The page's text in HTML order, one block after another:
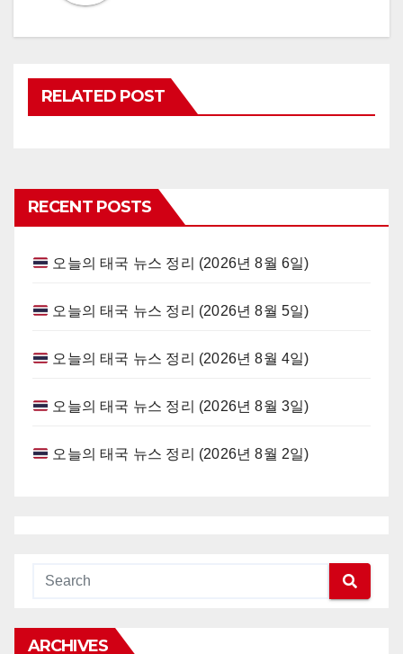
RELATED POST
RECENT POSTS
오늘의 태국 뉴스 정리 (2026년 8월 6일)
오늘의 태국 뉴스 정리 (2026년 8월 5일)
오늘의 태국 뉴스 정리 (2026년 8월 4일)
오늘의 태국 뉴스 정리 (2026년 8월 3일)
오늘의 태국 뉴스 정리 (2026년 8월 2일)
ARCHIVES